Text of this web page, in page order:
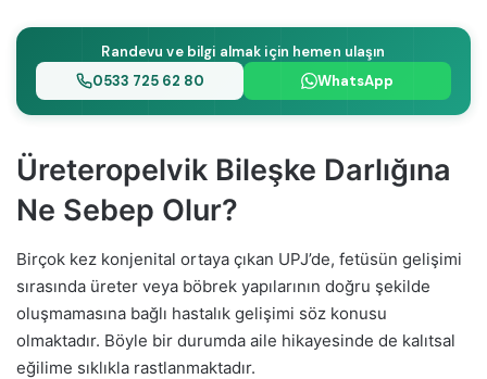
Randevu ve bilgi almak için hemen ulaşın
0533 725 62 80
WhatsApp
Üreteropelvik Bileşke Darlığına
Ne Sebep Olur?
Birçok kez konjenital ortaya çıkan UPJ’de, fetüsün gelişimi
sırasında üreter veya böbrek yapılarının doğru şekilde
oluşmamasına bağlı hastalık gelişimi söz konusu
olmaktadır. Böyle bir durumda aile hikayesinde de kalıtsal
eğilime sıklıkla rastlanmaktadır.